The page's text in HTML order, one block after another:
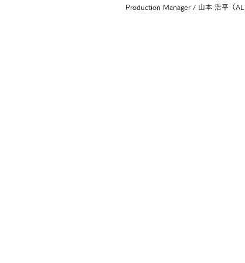
Production Manager / 山本 浩平（